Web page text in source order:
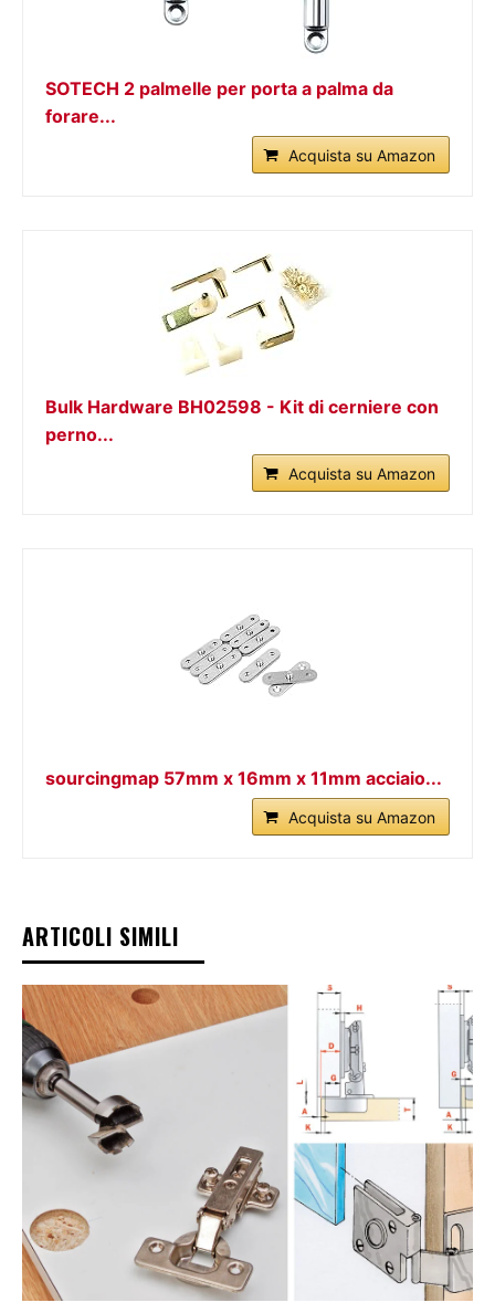
SOTECH 2 palmelle per porta a palma da
forare...
Acquista su Amazon
Bulk Hardware BH02598 - Kit di cerniere con
perno...
Acquista su Amazon
sourcingmap 57mm x 16mm x 11mm acciaio...
Acquista su Amazon
ARTICOLI SIMILI